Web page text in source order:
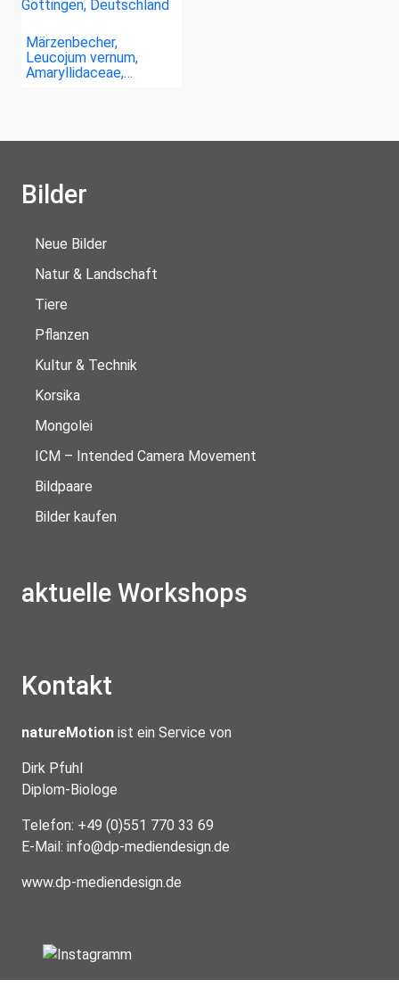
Märzenbecher,
Leucojum vernum,
Amaryllidaceae,…
Bilder
Neue Bilder
Natur & Landschaft
Tiere
Pflanzen
Kultur & Technik
Korsika
Mongolei
ICM – Intended Camera Movement
Bildpaare
Bilder kaufen
aktuelle Workshops
Kontakt
natureMotion ist ein Service von
Dirk Pfuhl
Diplom-Biologe
Telefon: +49 (0)551 770 33 69
E-Mail: info@dp-mediendesign.de
www.dp-mediendesign.de